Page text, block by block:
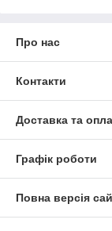
Про нас
Контакти
Доставка та
Графік роботи
Повна версія